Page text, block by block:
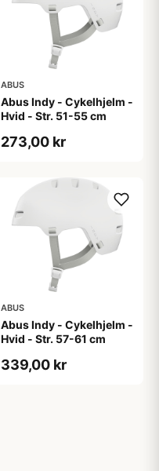
ABUS
Abus Indy - Cykelhjelm -
Hvid - Str. 51-55 cm
273,00 kr
ABUS
Abus Indy - Cykelhjelm -
Hvid - Str. 57-61 cm
339,00 kr